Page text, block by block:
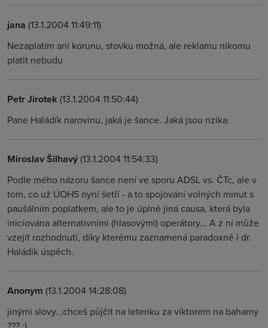
jana (13.1.2004 11:49:11)
Nezaplatím ani korunu, stovku možná, ale reklamu nikomu
platit nebudu
Petr Jirotek (13.1.2004 11:50:44)
Pane Haládík narovinu, jaká je šance. Jaká jsou rizika.
Miroslav Šilhavý(13.1.2004 11:54:33)
Podle mého názoru šance není ve sporu ADSL vs. ČTc, ale v
tom, co už ÚOHS nyní šetří - a to spojování volných minut s
paušálním poplatkem, ale to je úplně jiná causa, která byla
iniciována alternativními (hlasovými) operátory... A z ní může
vzejít rozhodnutí, díky kterému zaznamená paradoxně i dr.
Haládik úspěch.
Anonym (13.1.2004 14:28:08)
jinými slovy...chceš půjčit na letenku za viktorem na bahamy